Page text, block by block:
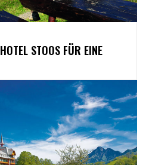
STOOS FÜR EINE